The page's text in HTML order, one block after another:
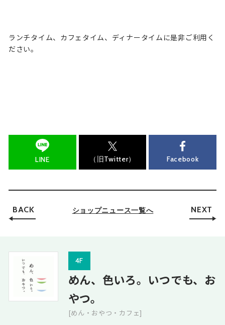
ランチタイム、カフェタイム、ディナータイムに是非ご利用く
ださい。
LINE （旧Twitter） Facebook
BACK ショップニュース一覧へ NEXT
4F
めん、色いろ。いつでも、お
やつ。
[めん・おやつ・カフェ]